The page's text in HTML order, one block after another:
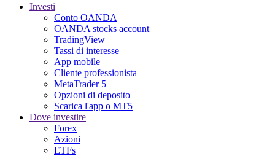
Investi
Conto OANDA
OANDA stocks account
TradingView
Tassi di interesse
App mobile
Cliente professionista
MetaTrader 5
Opzioni di deposito
Scarica l'app o MT5
Dove investire
Forex
Azioni
ETFs